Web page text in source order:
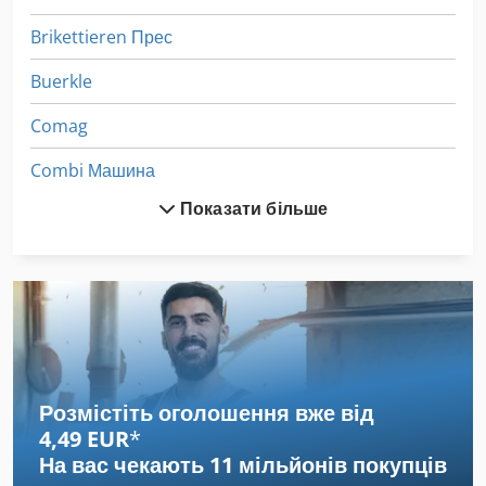
Brikettieren Прес
Buerkle
Comag
Combi Машина
Compacta
Doppstadt Dw 2560
Emco
Emco Compact
Emco Compact 10
Показати більше
Розмістіть оголошення вже від
4,49 EUR*
На вас чекають 11 мільйонів покупців